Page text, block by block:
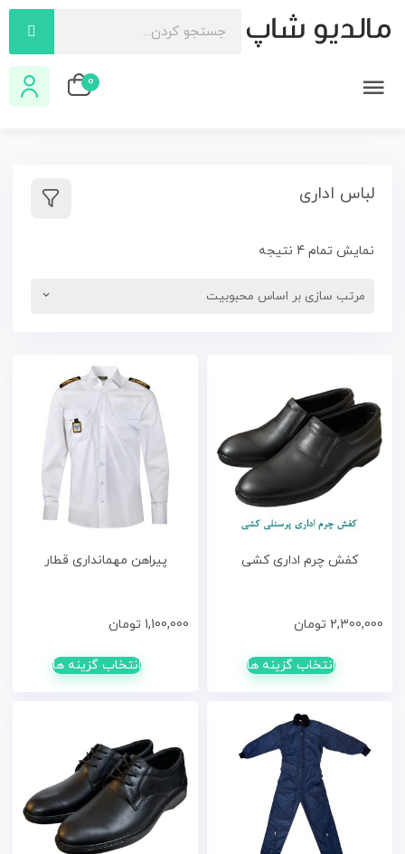
0
لباس اداری
نمایش تمام 4 نتیجه
کفش چرم اداری کشی
2,300,000 تومان
انتخاب گزینه ها
پیراهن مهمانداری قطار
1,100,000 تومان
انتخاب گزینه ها